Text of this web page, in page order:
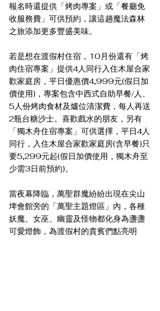
報名時還提供「烤肉專案」或「餐廳免
收服務費」可供預約，讓這趟魔法森林
之旅添加更多豐盛美味。
若是想在渡假村住宿，10月份還有「烤
肉住宿專案」提供4人同行入住木屋合家
歡家庭房，平日優惠價4,999元(假日加
價使用)，專案包含中西式自助早餐/人、
5人份烤肉食材及爐位清潔費，每人再送
2瓶台糖沙士。喜歡戲水的朋友，另有
「獨木舟住宿專案」可供選擇，平日4人
同行，入住木屋合家歡家庭房(含早餐)只
要5,299元起(假日加價使用，獨木舟至
少需3日前預約)。
當夜幕降臨，萬聖群魔紛紛出現在尖山
埤會館旁的「萬聖主題燈區」內，各種
妖魔、女巫、幽靈及怪物都化身為盞盞
可愛燈飾，為渡假村的貴賓們點亮明